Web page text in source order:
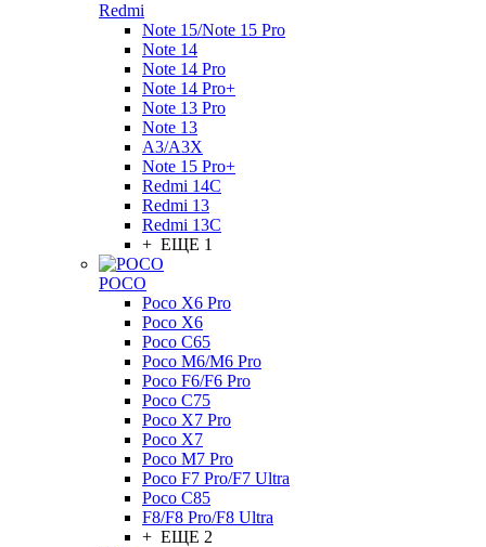
Redmi
Note 15/Note 15 Pro
Note 14
Note 14 Pro
Note 14 Pro+
Note 13 Pro
Note 13
A3/A3X
Note 15 Pro+
Redmi 14C
Redmi 13
Redmi 13C
+ ЕЩЕ 1
POCO
Poco X6 Pro
Poco X6
Poco C65
Poco M6/M6 Pro
Poco F6/F6 Pro
Poco C75
Poco X7 Pro
Poco X7
Poco M7 Pro
Poco F7 Pro/F7 Ultra
Poco C85
F8/F8 Pro/F8 Ultra
+ ЕЩЕ 2